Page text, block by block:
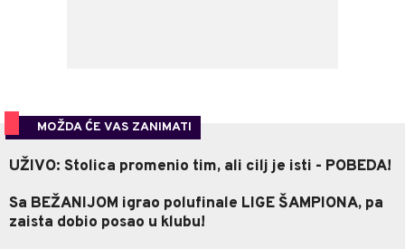
MOŽDA ĆE VAS ZANIMATI
UŽIVO: Stolica promenio tim, ali cilj je isti - POBEDA!
Sa BEŽANIJOM igrao polufinale LIGE ŠAMPIONA, pa
zaista dobio posao u klubu!